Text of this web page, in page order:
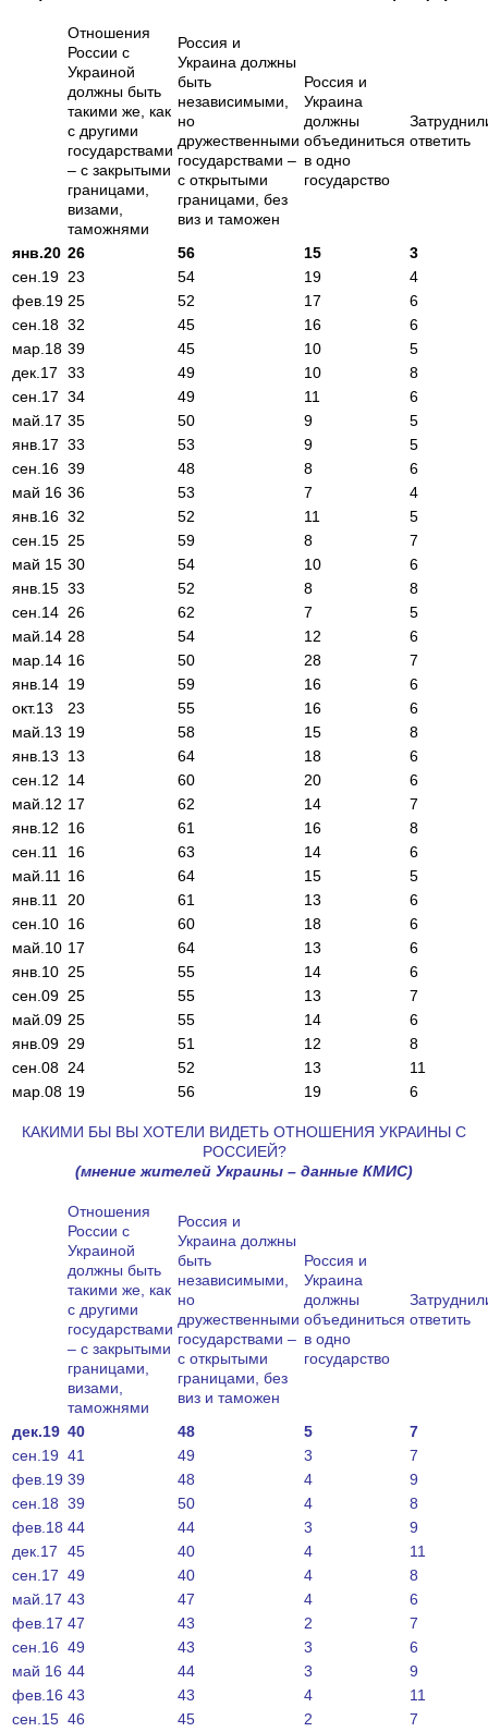
Отношения
России с
Украиной
должны быть
такими же, как
с другими
государствами
– с закрытыми
границами,
визами,
таможнями
Россия и
Украина должны
быть
независимыми,
но
дружественными
государствами –
с открытыми
границами, без
виз и таможен
Россия и
Украина
должны
объединиться
в одно
государство
ответить
янв.20 26 56 15
3
сен.19 23 54 19
4
фев.19 25 52 17
6
сен.18 32 45 16
6
мар.18 39 45 10
5
дек.17
33 49 10
8
сен.17 34 49 11
6
май.17 35 50 9
5
янв.17 33 53 9
5
сен.16 39 48 8
6
май 16 36 53 7
4
янв.16 32 52 11
5
сен.15 25 59 8
7
май 15 30 54 10
6
янв.15 33 52 8
8
сен.14 26 62 7
5
май.14 28 54 12
6
мар.14 16 50 28
7
янв.14 19 59 16
6
окт.13
23 55 16
6
май.13 19 58 15
8
янв.13
13 64 18
6
сен.12
14 60 20
6
май.12 17 62 14
7
янв.12
16 61 16
8
сен.11
16 63 14
6
май.11
16 64 15
5
янв.11
20 61 13
6
сен.10 16 60 18
6
май.10 17 64 13
6
янв.10 25 55 14
6
сен.09 25 55 13
7
май.09 25 55 14
6
янв.09 29 51 12
8
сен.08 24 52 13
11
мар.08 19 56 19 6
КАКИМИ БЫ ВЫ ХОТЕЛИ ВИДЕТЬ ОТНОШЕНИЯ УКРАИНЫ С
РОССИЕЙ?
(мнение жителей Украины – данные КМИС)
Отношения
России с
Украиной
должны быть
такими же, как
с другими
государствами
– с закрытыми
границами,
визами,
таможнями
Россия и
Украина должны
быть
независимыми,
но
дружественными
государствами –
с открытыми
границами, без
виз и таможен
Россия и
Украина
должны
объединиться
в одно
государство
ответить
дек.19 40 48 5
7
сен.19 41 49 3
7
фев.19 39 48 4
9
сен.18 39 50 4
8
фев.18 44 44 3
9
дек.17
45 40 4
11
сен.17 49 40 4
8
май.17 43 47 4
6
фев.17 47 43 2
7
сен.16 49 43 3
6
май 16 44 44 3
9
фев.16 43 43 4
11
сен.15 46 45 2
7